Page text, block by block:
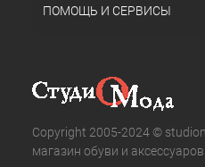
ПОМОЩЬ И СЕРВИСЫ
Copyright 2005-2024 ©
магазин обуви и